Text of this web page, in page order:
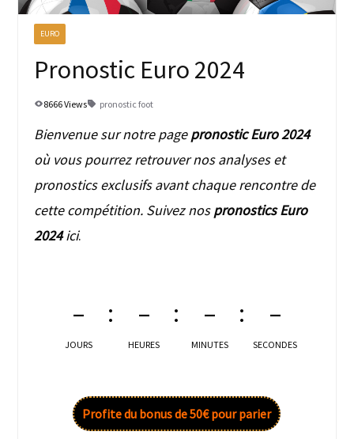
EURO
Pronostic Euro 2024
8666 Views pronostic foot
Bienvenue sur notre pagepronostic Euro 2024
où vous pourrez retrouver nos analyses et
pronostics exclusifs avant chaque rencontre de
cette compétition. Suivez nospronostics Euro
2024ici.
–
JOURS
–
HEURES
–
MINUTES
–
SECONDES
Profite du bonus de 50€ pour parier